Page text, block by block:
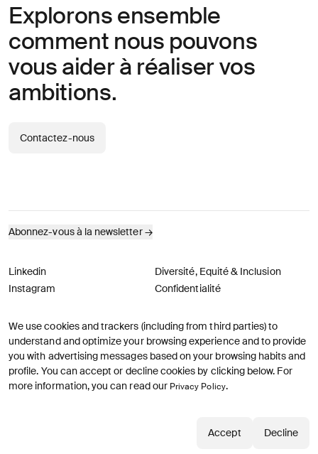
We use cookies and trackers (including from third parties) to
understand and optimize your browsing experience and to provide
you with advertising messages based on your browsing habits and
profile. You can accept or decline cookies by clicking below. For
more information, you can read our Privacy Policy.
Accept Decline
Explorons ensemble
comment nous pouvons
vous aider à réaliser vos
ambitions.
Contactez-nous
Abonnez-vous à la newsletter→
Linkedin
Instagram
Diversité, Equité & Inclusion
Confidentialité
© AREA 17 English version